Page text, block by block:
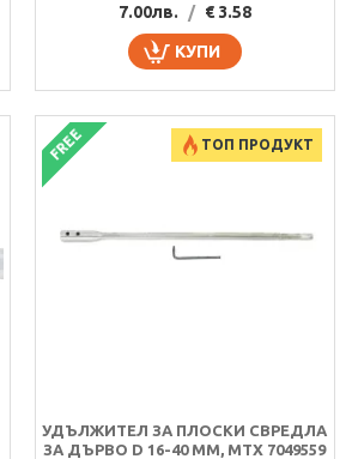
7.00лв. / € 3.58
КУПИ
ТОП ПРОДУКТ
FREE
УДЪЛЖИТЕЛ ЗА ПЛОСКИ СВРЕДЛА
ЗА ДЪРВО D 16-40 MM, MTX 7049559